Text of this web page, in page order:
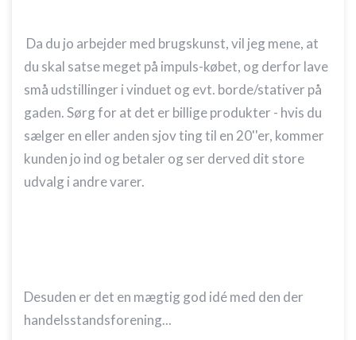
Da du jo arbejder med brugskunst, vil jeg mene, at
du skal satse meget på impuls-købet, og derfor lave
små udstillinger i vinduet og evt. borde/stativer på
gaden. Sørg for at det er billige produkter - hvis du
sælger en eller anden sjov ting til en 20''er, kommer
kunden jo ind og betaler og ser derved dit store
udvalg i andre varer.
Desuden er det en mægtig god idé med den der
handelsstandsforening...
Udvikle og forbedre tjenester
Bruge begrænsede oplysninger til at vælge
indhold
IAB Special Features:
Bruge præcise geografiske
placeringsoplysninger
Identificere enheder baseret på aktivt
Ydeevne
Funktionel